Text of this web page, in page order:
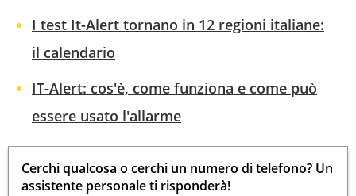
I test It-Alert tornano in 12 regioni italiane:
il calendario
IT-Alert: cos'è, come funziona e come può
essere usato l'allarme
Cerchi qualcosa o cerchi un numero di telefono? Un
assistente personale ti risponderà!